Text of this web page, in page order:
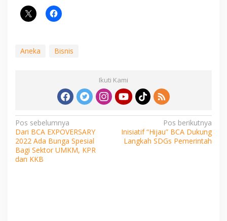
Aneka Bisnis
Ikuti Kami
Navigasi
pos
Pos sebelumnya
Dari BCA EXPOVERSARY
2022 Ada Bunga Spesial
Bagi Sektor UMKM, KPR
dan KKB
Pos berikutnya
Inisiatif “Hijau” BCA Dukung
Langkah SDGs Pemerintah